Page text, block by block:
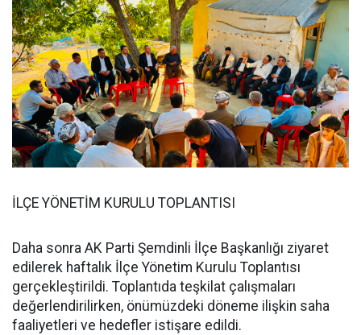
İLÇE YÖNETİM KURULU TOPLANTISI
Daha sonra AK Parti Şemdinli İlçe Başkanlığı ziyaret
edilerek haftalık İlçe Yönetim Kurulu Toplantısı
gerçekleştirildi. Toplantıda teşkilat çalışmaları
değerlendirilirken, önümüzdeki döneme ilişkin saha
faaliyetleri ve hedefler istişare edildi.